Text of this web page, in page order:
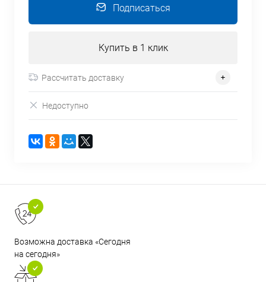
Подписаться
Купить в 1 клик
Рассчитать доставку
Недоступно
Возможна доставка «Сегодня
на сегодня»